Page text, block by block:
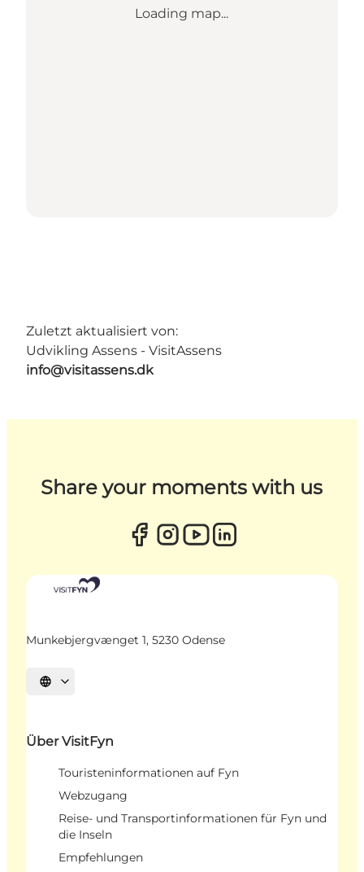
Loading map...
Zuletzt aktualisiert von:
Udvikling Assens - VisitAssens
info@visitassens.dk
Share your moments with us
Munkebjergvænget 1, 5230 Odense
Sprache auswählen
Über VisitFyn
Touristeninformationen auf Fyn
Webzugang
Reise- und Transportinformationen für Fyn und
die Inseln
Empfehlungen